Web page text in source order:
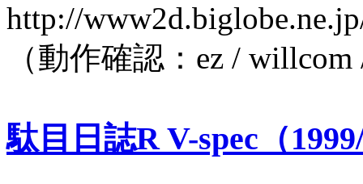
http://
（動作確認：ez /
駄目日誌R V-spec（